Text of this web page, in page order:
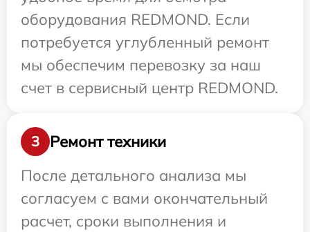
оборудования REDMOND. Если
потребуется углубленный ремонт
мы обеспечим перевозку за наш
счет в сервисный центр REDMOND.
3
Ремонт техники
После детального анализа мы
согласуем с вами окончательный
расчет, сроки выполнения и